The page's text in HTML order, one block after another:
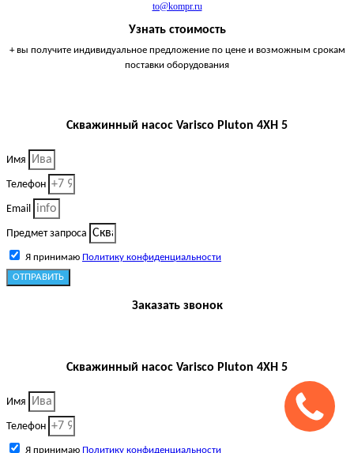
to@kompr.ru
Узнать стоимость
+ вы получите индивидуальное предложение по цене и возможным срокам
поставки оборудования
Скважинный насос Varisco Pluton 4XH 5
Имя
Телефон
Email
Предмет запроса
Я принимаю Политику конфиденциальности
ОТПРАВИТЬ
Заказать звонок
Скважинный насос Varisco Pluton 4XH 5
Имя
Телефон
Я принимаю Политику конфиденциальности